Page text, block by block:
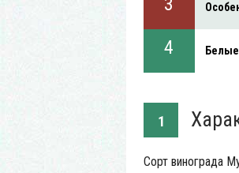
1
Сорт винограда